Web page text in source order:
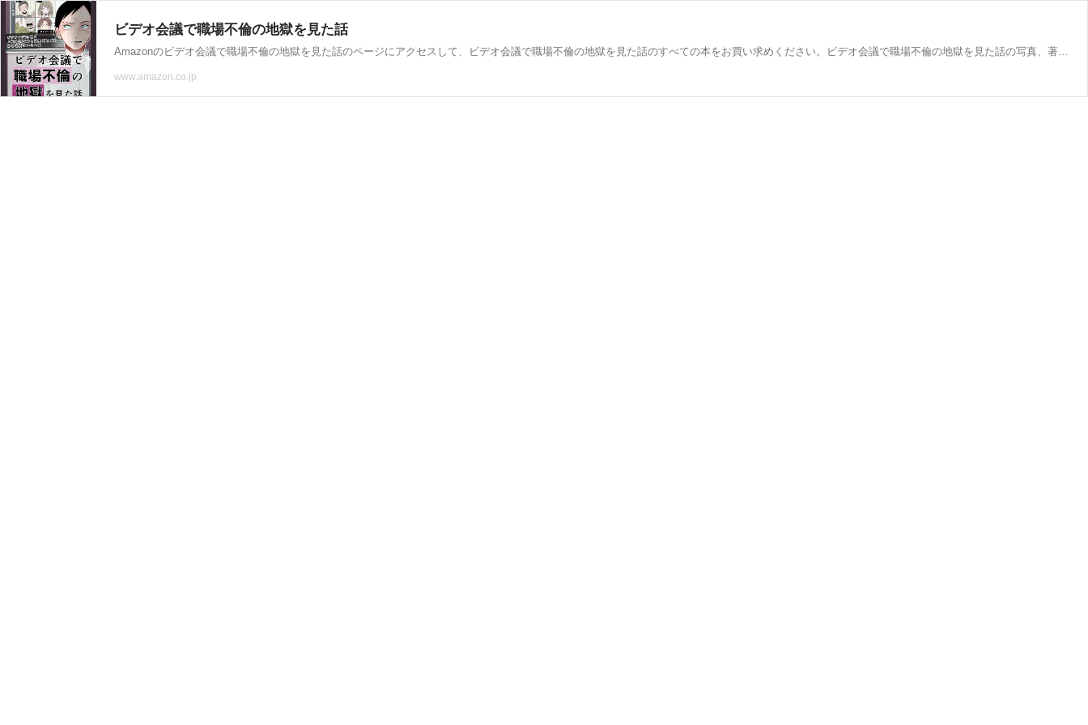
ビデオ会議で職場不倫の地獄を見た話
Amazonのビデオ会議で職場不倫の地獄を見た話のページにアクセスして、ビデオ会議で職場不倫の地獄を見た話のすべての本をお買い求めください。ビデオ会議で職場不倫の地獄を見た話の写真、著者情報、レビューをチェックしてください
www.amazon.co.jp